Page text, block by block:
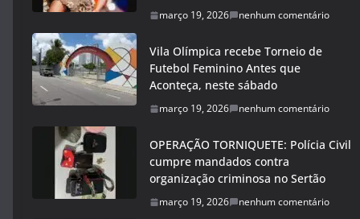
março 19, 2026 nenhum comentário
Vila Olímpica recebe Torneio de
Futebol Feminino Antes que
Aconteça, neste sábado
março 19, 2026 nenhum comentário
OPERAÇÃO TORNIQUETE: Polícia Civil
cumpre mandados contra
organização criminosa no Sertão
março 19, 2026 nenhum comentário